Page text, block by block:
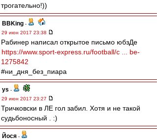
трогательно!))
BBKing -
29 июн 2017 23:38
Рабинер написал открытое письмо юбзДе
https://www.sport-express.ru/football/c ... be-
1275842
#ни_дня_без_пиара
ys -
29 июн 2017 23:27
Тричковски в ЛЕ гол забил. Хотя и не такой
судьбоносный . :)
Йося -